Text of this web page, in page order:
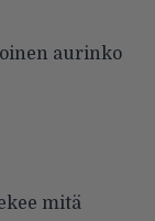
aurinko
mitä